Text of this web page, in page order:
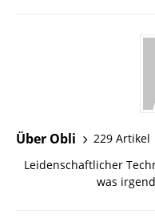
Über Obli
229 Artikel
Leidenschaftlicher
was